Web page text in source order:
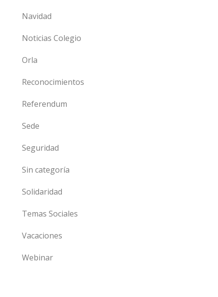
Navidad
Noticias Colegio
Orla
Reconocimientos
Referendum
Sede
Seguridad
Sin categoría
Solidaridad
Temas Sociales
Vacaciones
Webinar